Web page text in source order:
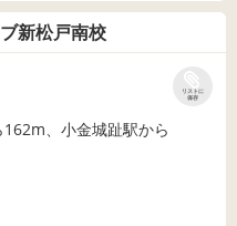
新松戸南校
リストに
保存
、小金城趾駅から